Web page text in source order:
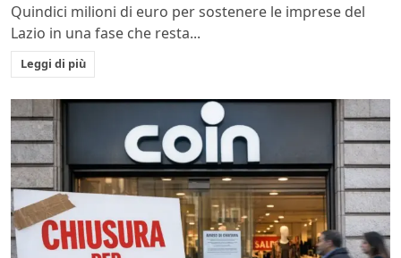
Quindici milioni di euro per sostenere le imprese del
Lazio in una fase che resta...
Leggi di più